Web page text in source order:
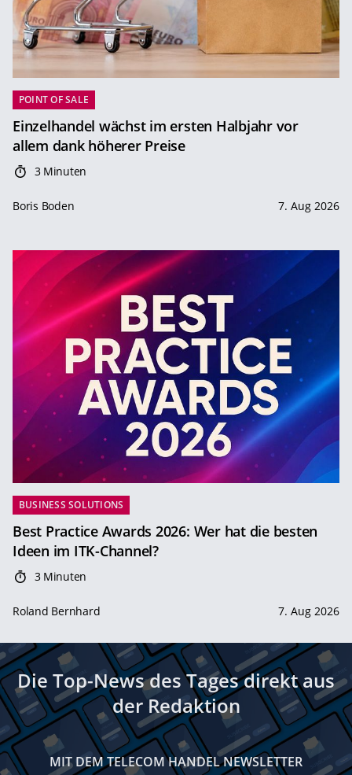
POINT OF SALE
Einzelhandel wächst im ersten Halbjahr vor
allem dank höherer Preise
3 Minuten
Boris Boden 7. Aug 2026
BUSINESS SOLUTIONS
Best Practice Awards 2026: Wer hat die besten
Ideen im ITK-Channel?
3 Minuten
Roland Bernhard 7. Aug 2026
Die Top-News des Tages direkt aus
der Redaktion
MIT DEM TELECOM HANDEL NEWSLETTER